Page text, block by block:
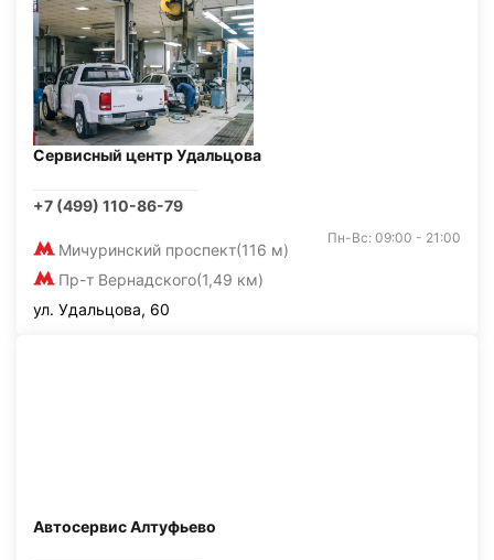
Сервисный центр Удальцова
+7 (499) 110-86-79
Мичуринский проспект(116 м)
Пр-т Вернадского(1,49 км)
Пн-Вс: 09:00 - 21:00
ул. Удальцова, 60
Автосервис Алтуфьево